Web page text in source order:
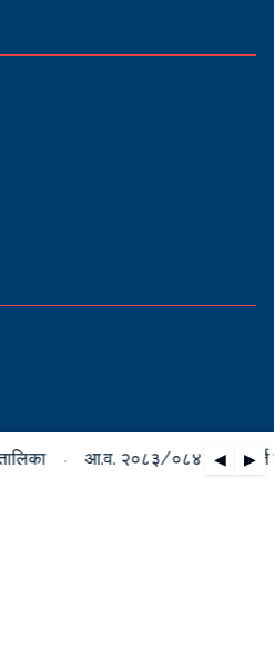
◀ ▶
आ.व. २०८३/०८४ को पदपूर्ति